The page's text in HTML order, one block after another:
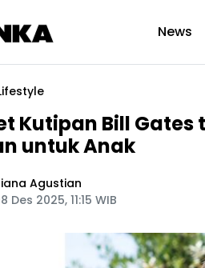
News
Kutipan Bill
untuk Anak
Agustian
Des 2025, 11:15 WIB